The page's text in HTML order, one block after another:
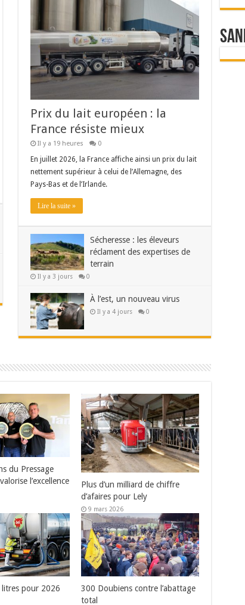
Prix du lait européen : la
France résiste mieux
Il y a 19 heures 0
En juillet 2026, la France affiche ainsi un prix du lait
nettement supérieur à celui de l’Allemagne, des
Pays-Bas et de l’Irlande.
Lire la suite »
Sécheresse : les éleveurs
réclament des expertises de
terrain
Il y a 3 jours 0
À l’est, un nouveau virus
Il y a 4 jours 0
du Pressage
l’excellence
Plus d’un milliard de chiffre
d’afaires pour Lely
9 mars 2026
pour 2026
300 Doubiens contre l’abattage
total